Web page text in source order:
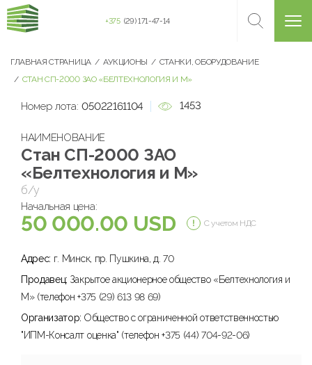
+375 (29) 171-47-14
ГЛАВНАЯ СТРАНИЦА АУКЦИОНЫ
СТАНКИ, ОБОРУДОВАНИЕ
СТАН СП-2000 ЗАО «БЕЛТЕХНОЛОГИЯ И М»
Номер лота: 05022161104 1453
НАИМЕНОВАНИЕ
Стан СП-2000 ЗАО
«Белтехнология и М»
б/у
Начальная цена:
50 000.00 USD С учетом НДС
Адрес: г. Минск, пр. Пушкина, д. 70
Продавец: Закрытое акционерное общество «Белтехнология и
М» (телефон +375 (29) 613 98 69)
Организатор: Общество с ограниченной ответственностью
"ИПМ-Консалт оценка" (телефон +375 (44) 704-92-06)